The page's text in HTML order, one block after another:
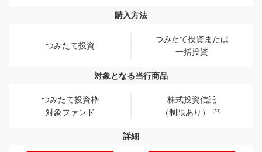
購入方法
つみたて投資
つみたて投資または
一括投資
対象となる当行商品
つみたて投資枠
対象ファンド
株式投資信託
（制限あり）
（*3）
詳細